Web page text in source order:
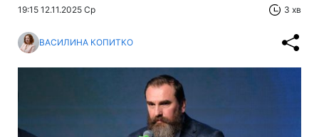
19:15 12.11.2025 Ср 3 хв
ВАСИЛИНА КОПИТКО